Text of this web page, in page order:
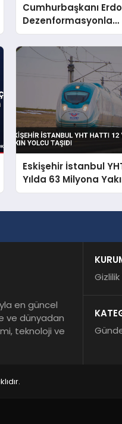
Cumhurbaşkanı
Dezenformasyonla
Mücadeleyi Millî
Sorunu Saydı
Eskişehir İstanbul
Yılda 63 Milyona
Taşıdı
en güncel
ve dünyadan
teknoloji ve